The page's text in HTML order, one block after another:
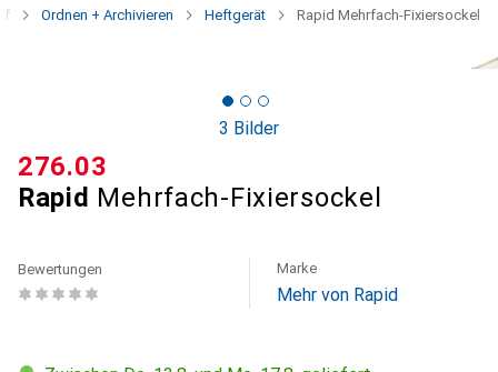
Ordnen + Archivieren Heftgerät Rapid Mehrfach-Fixiersockel
3 Bilder
Rapid Mehrfach-Fixiersockel
CHF
276.03
Bewertungen Marke
Mehr von Rapid